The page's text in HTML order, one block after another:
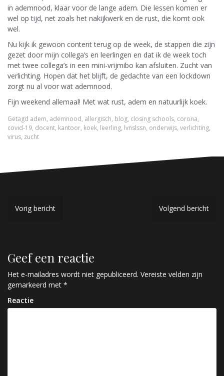
in ademnood, klaar voor de lange adem. Die lessen komen er
wel op tijd, net zoals het nakijkwerk en de rust, die komt ook
wel.
Nu kijk ik gewoon content terug op de week, de stappen die zijn
gezet door mijn collega’s en leerlingen en dat ik de week toch
met twee collega’s in een mini-vrijmibo kan afsluiten. Zucht van
verlichting. Hopen dat het blijft, de gedachte van een lockdown
zorgt nu al voor wat ademnood.
Fijn weekend allemaal! Met wat rust, adem en natuurlijk koek.
Getagd adem, ademnood, allergisch, blog, closing schools, corona,
covid-19, docent, kantoor, koek, leerling, lvnslssn, onderwijs, verlichting,
virus, zucht
B
i
c
h
t
Vorig bericht Volgend bericht
Geef een reactie
Het e-mailadres wordt niet gepubliceerd. Vereiste velden zijn
gemarkeerd met *
Reactie